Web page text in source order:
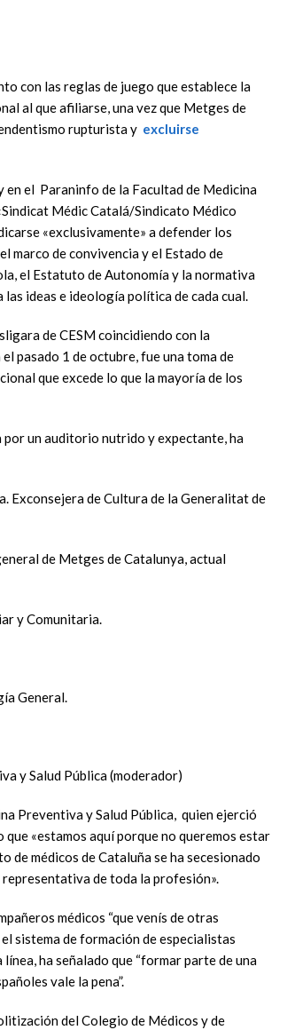
con las reglas de juego que establece la
al que afiliarse, una vez que Metges de
rupturista y excluirse
en el Paraninfo de la Facultad de Medicina
Médic Catalá/Sindicato Médico
«exclusivamente» a defender los
marco de convivencia y el Estado de
el Estatuto de Autonomía y la normativa
las ideas e ideología política de cada cual.
de CESM coincidiendo con la
pasado 1 de octubre, fue una toma de
que excede lo que la mayoría de los
por un auditorio nutrido y expectante, ha
Exconsejera de Cultura de la Generalitat de
de Metges de Catalunya, actual
y Comunitaria.
General.
y Salud Pública (moderador)
Preventiva y Salud Pública, quien ejerció
que «estamos aquí porque no queremos estar
de médicos de Cataluña se ha secesionado
de toda la profesión».
médicos “que venís de otras
sistema de formación de especialistas
línea, ha señalado que “formar parte de una
vale la pena”.
del Colegio de Médicos y de